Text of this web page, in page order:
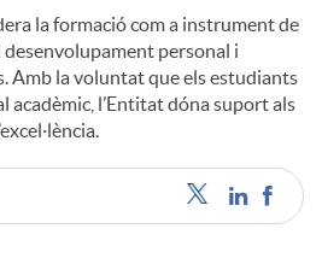
la formació com a instrument de
desenvolupament personal i
Amb la voluntat que els estudiants
acadèmic, l’Entitat dóna suport als